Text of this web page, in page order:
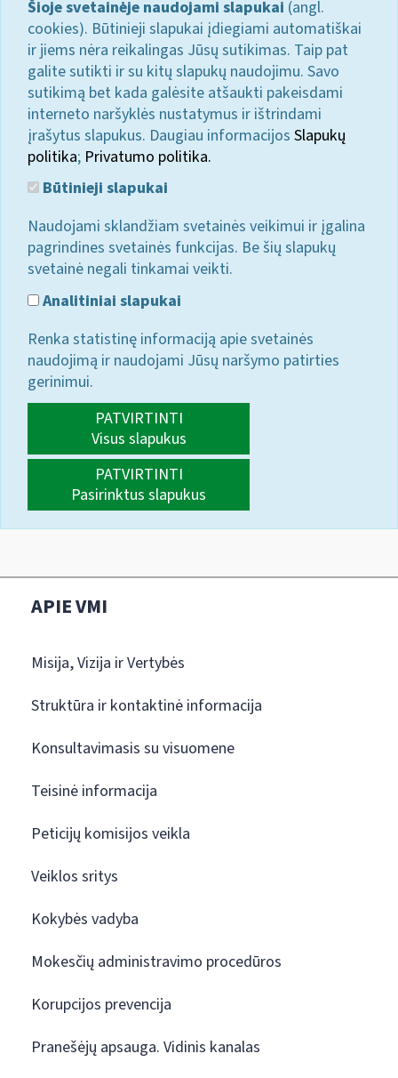
Šioje svetainėje naudojami slapukai (angl.
cookies). Būtinieji slapukai įdiegiami automatiškai
ir jiems nėra reikalingas Jūsų sutikimas. Taip pat
galite sutikti ir su kitų slapukų naudojimu. Savo
sutikimą bet kada galėsite atšaukti pakeisdami
interneto naršyklės nustatymus ir ištrindami
įrašytus slapukus. Daugiau informacijos Slapukų
politika; Privatumo politika.
Būtinieji slapukai
Naudojami sklandžiam svetainės veikimui ir įgalina
pagrindines svetainės funkcijas. Be šių slapukų
svetainė negali tinkamai veikti.
Analitiniai slapukai
Renka statistinę informaciją apie svetainės
naudojimą ir naudojami Jūsų naršymo patirties
gerinimui.
PATVIRTINTI
Visus slapukus
PATVIRTINTI
Pasirinktus slapukus
APIE VMI
Misija, Vizija ir Vertybės
Struktūra ir kontaktinė informacija
Konsultavimasis su visuomene
Teisinė informacija
Peticijų komisijos veikla
Veiklos sritys
Kokybės vadyba
Mokesčių administravimo procedūros
Korupcijos prevencija
Pranešėjų apsauga. Vidinis kanalas